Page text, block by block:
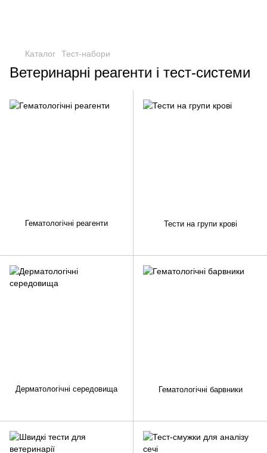
Каталог Тест-набори
Ветеринарні реагенти і тест-системи
Гематологічні реагенти Тести на групи крові
Дерматологічні середовища Гематологічні барвники